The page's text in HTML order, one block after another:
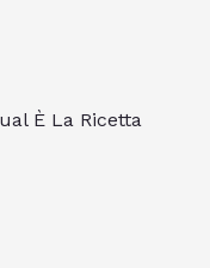
È La Ricetta